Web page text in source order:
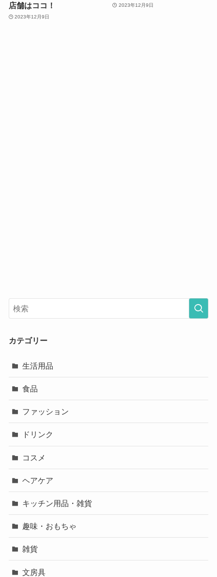
店舗はココ！
2023年12月9日
2023年12月9日
カテゴリー
生活用品
食品
ファッション
ドリンク
コスメ
ヘアケア
キッチン用品・雑貨
趣味・おもちゃ
雑貨
文房具